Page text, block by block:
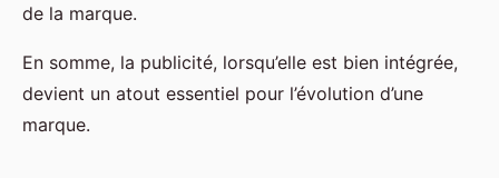
de la marque.
En somme, la publicité, lorsqu’elle est bien intégrée,
devient un atout essentiel pour l’évolution d’une
marque.